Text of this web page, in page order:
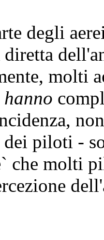
degli
diretta
molti
hanno
dei piloti -
che molti